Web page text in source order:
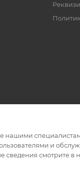
и
сведения смотрите в